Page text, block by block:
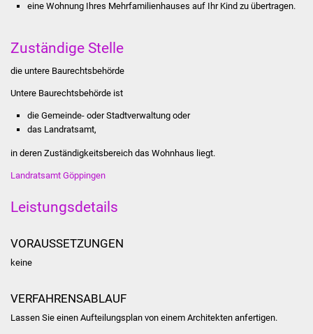
Projekte
Schulentwicklung Bizet
Bürger & Service
eine Wohnung Ihres Mehrfamilienhauses auf Ihr Kind zu übertragen.
Zuständige Stelle
die untere Baurechtsbehörde
Untere Baurechtsbehörde ist
die Gemeinde- oder Stadtverwaltung oder
das Landratsamt,
in deren Zuständigkeitsbereich das Wohnhaus liegt.
Landratsamt Göppingen
Leistungsdetails
VORAUSSETZUNGEN
keine
VERFAHRENSABLAUF
Lassen Sie einen Aufteilungsplan von einem Architekten anfertigen.